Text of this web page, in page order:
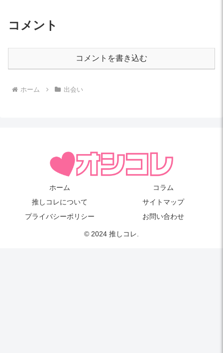
コメント
コメントを書き込む
ホーム 出会い
ホーム
コラム
推しコレについて
サイトマップ
プライバシーポリシー
お問い合わせ
© 2024 推しコレ.